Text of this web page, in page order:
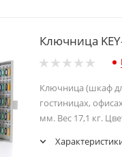
Ключница
Ключница (шкаф
гостиницах,
мм. Вес 17,1 кг.